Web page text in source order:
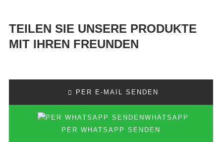
TEILEN SIE UNSERE PRODUKTE
MIT IHREN FREUNDEN
PER E-MAIL SENDEN
PER WHATSAPP SENDEN